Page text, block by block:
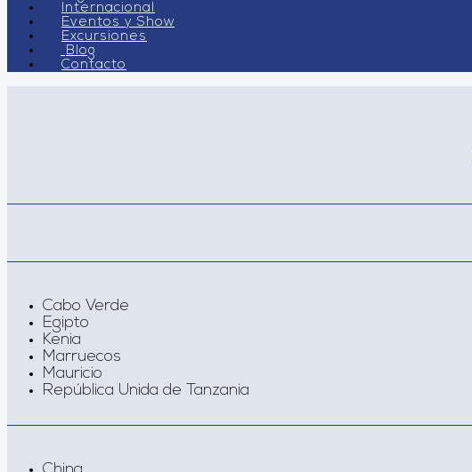
Internacional
Eventos y Show
Excursiones
Blog
Contacto
Cabo Verde
Egipto
Kenia
Marruecos
Mauricio
República Unida de Tanzania